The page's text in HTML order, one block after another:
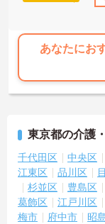
あなたにお
東京都の介護
千代田区 中央区
江東区
品川区
杉並区
豊島区
葛飾区
江戸川区
梅市
府中市 昭